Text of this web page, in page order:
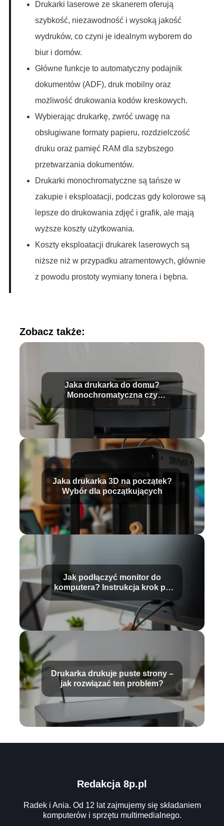
Drukarki laserowe ze skanerem oferują
szybkość, niezawodność i wysoką jakość
wydruków, co czyni je idealnym wyborem do
biur i domów.
Główne funkcje to automatyczny podajnik
dokumentów (ADF), druk mobilny oraz
możliwość drukowania kodów kreskowych.
Wybierając drukarkę, zwróć uwagę na
obsługiwane formaty papieru, rozdzielczość
druku oraz pamięć RAM dla szybszego
przetwarzania dokumentów.
Drukarki monochromatyczne są tańsze w
zakupie i eksploatacji, podczas gdy kolorowe są
lepsze do drukowania zdjęć i grafik, ale mają
wyższe koszty użytkowania.
Koszty eksploatacji drukarek laserowych są
niższe niż w przypadku atramentowych, głównie
z powodu prostoty wymiany tonera i bębna.
Zobacz także:
Jaka drukarka do domu?
Monochromatyczna czy
kolorowa?
Jaka drukarka 3D na początek?
Wybór dla początkujących
Jak podłączyć monitor do
komputera? Instrukcja krok po
Drukarka drukuje puste strony –
jak rozwiązać ten problem?
Redakcja 8p.pl
Radek i Ania. Od 12 lat zajmujemy się składaniem
komputerów i sprzętu multimedialnego.